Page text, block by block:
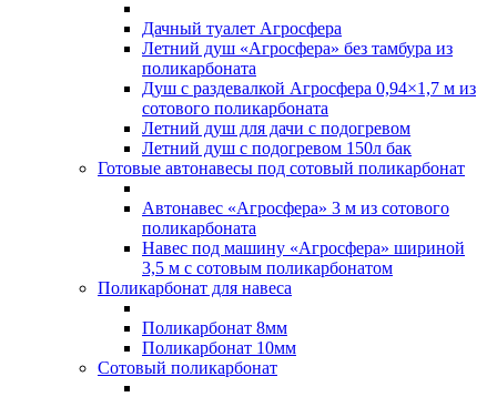
Дачный туалет Агросфера
Летний душ «Агросфера» без тамбура из
поликарбоната
Душ с раздевалкой Агросфера 0,94×1,7 м из
сотового поликарбоната
Летний душ для дачи с подогревом
Летний душ с подогревом 150л бак
Готовые автонавесы под сотовый поликарбонат
Автонавес «Агросфера» 3 м из сотового
поликарбоната
Навес под машину «Агросфера» шириной
3,5 м с сотовым поликарбонатом
Поликарбонат для навеса
Поликарбонат 8мм
Поликарбонат 10мм
Сотовый поликарбонат